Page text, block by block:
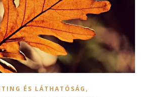
ÉS LÁTHATÓSÁG ,